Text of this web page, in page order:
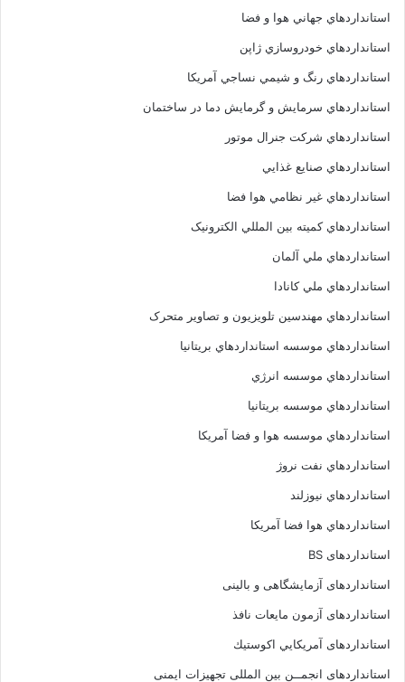
استانداردهاي جهاني هوا و فضا
استانداردهاي خودروسازي ژاپن
استانداردهاي رنگ و شيمي نساجي آمريکا
استانداردهاي سرمايش و گرمايش دما در ساختمان
استانداردهاي شرکت جنرال موتور
استانداردهاي صنايع غذايي
استانداردهاي غير نظامي هوا فضا
استانداردهاي کميته بين المللي الکترونيک
استانداردهاي ملي آلمان
استانداردهاي ملي کانادا
استانداردهاي مهندسين تلويزيون و تصاوير متحرک
استانداردهاي موسسه استانداردهاي بريتانيا
استانداردهاي موسسه انرژي
استانداردهاي موسسه بريتانيا
استانداردهاي موسسه هوا و فضا آمريکا
استانداردهاي نفت نروژ
استانداردهاي نيوزلند
استانداردهاي هوا فضا آمريکا
استانداردهای BS
استانداردهای آزمایشگاهی و بالینی
استانداردهای آزمون مایعات نافذ
استانداردهای آمريكايي اكوستيك
استانداردهای انجمــن بين المللى تجهيزات ايمنى